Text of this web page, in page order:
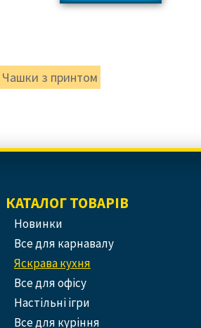
Чашки з принтом
КАТАЛОГ ТОВАРІВ
Новинки
Все для карнавалу
Яскрава кухня
Все для офісу
Настільні ігри
Все для куріння